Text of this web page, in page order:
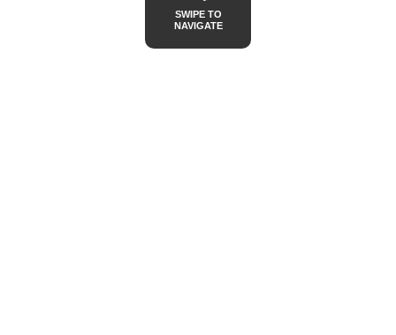
SWIPE TO
NAVIGATE